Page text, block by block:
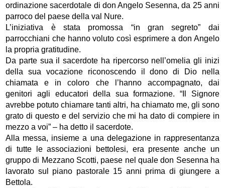
ordinazione sacerdotale di don Angelo Sesenna, da 25 anni
parroco del paese della val Nure.
L’iniziativa è stata promossa “in gran segreto” dai
parrocchiani che hanno voluto così esprimere a don Angelo
la propria gratitudine.
Da parte sua il sacerdote ha ripercorso nell’omelia gli inizi
della sua vocazione riconoscendo il dono di Dio nella
chiamata e in coloro che l’hanno accompagnato, dai
genitori agli educatori della sua formazione. “Il Signore
avrebbe potuto chiamare tanti altri, ha chiamato me, gli sono
grato di questo e del servizio che mi ha dato di compiere in
mezzo a voi” – ha detto il sacerdote.
Alla messa, insieme a una delegazione in rappresentanza
di tutte le associazioni bettolesi, era presente anche un
gruppo di Mezzano Scotti, paese nel quale don Sesenna ha
lavorato sul piano pastorale 15 anni prima di giungere a
Bettola.